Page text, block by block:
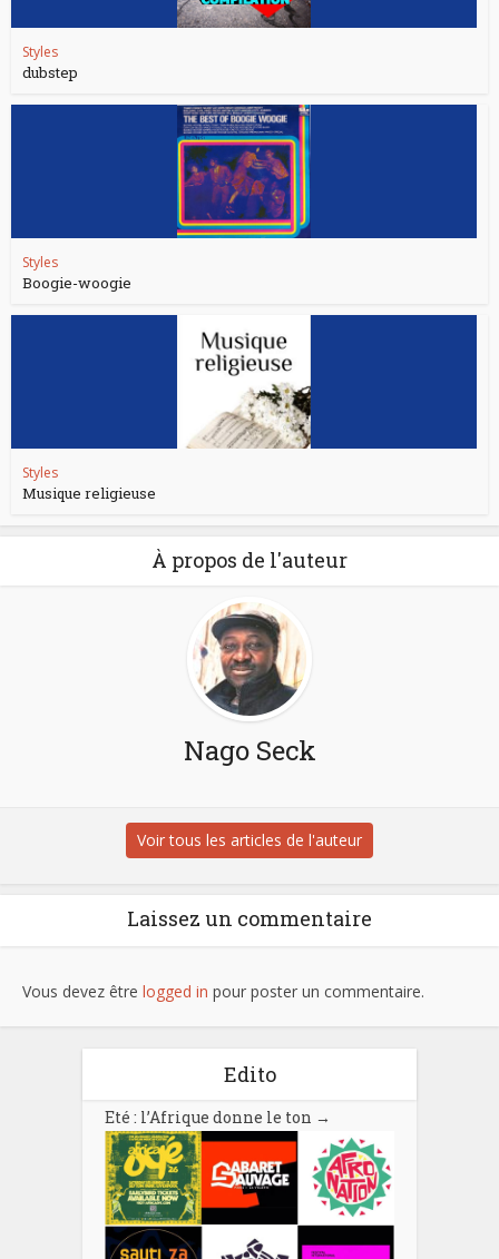
Styles
dubstep
Styles
Boogie-woogie
Styles
Musique religieuse
À propos de l'auteur
Nago Seck
Voir tous les articles de l'auteur
Laissez un commentaire
Vous devez être logged in pour poster un commentaire.
Edito
Eté : l’Afrique donne le ton →